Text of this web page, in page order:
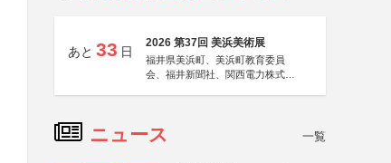
あと 33 日
2026 第37回 美浜美術展
福井県美浜町、美浜町教育委員
会、福井新聞社、関西電力株式会
ニュース 一覧